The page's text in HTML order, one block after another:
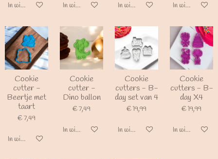
In winkelwagen In winkelwagen In winkelwagen In winkelwagen
Cookie
cutter -
Beertje met
taart
€ 7,49
In winkelwagen
Cookie
cutter -
Dino ballon
€ 7,49
In winkelwagen
Cookie
cutters - B-
day set van 4
€ 19,99
In winkelwagen
Cookie
cutters - B-
day X4
€ 19,99
In winkelwagen